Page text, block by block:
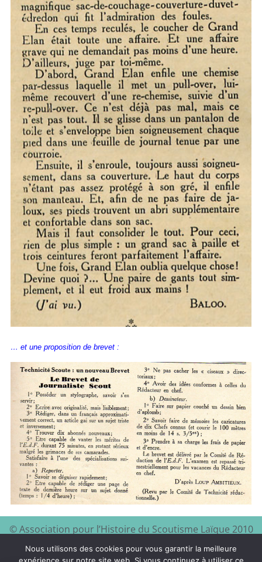
… et une proposition de brevet :
© Association pour l’Histoire du Scoutisme Laïque 2010
– 2024 – Site à visiter :EEDF–Mentions légales et
Nous utilisons des cookies pour vous garantir la meilleure